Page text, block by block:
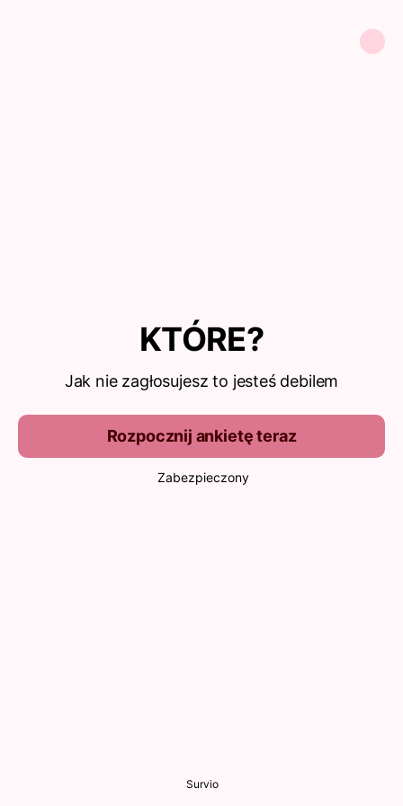
KTÓRE?
Jak nie zagłosujesz to jesteś debilem
Rozpocznij ankietę teraz
Zabezpieczony
Survio